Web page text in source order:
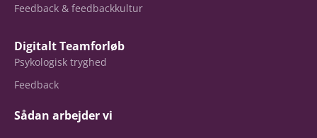
Feedback & feedbackkultur
Digitalt Teamforløb
Psykologisk tryghed
Feedback
Sådan arbejder vi